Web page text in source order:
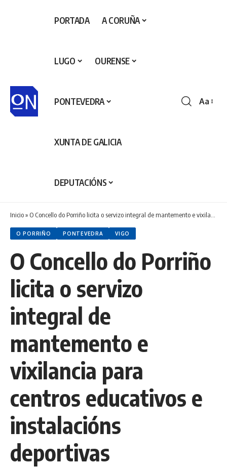
PORTADA A CORUÑA
LUGO OURENSE
PONTEVEDRA
XUNTA DE GALICIA
DEPUTACIÓNS
Aa
Inicio» O Concello do Porriño licita o servizo integral de mantemento e vixilancia para centros educativos e instalacións deportivas
O PORRIÑO PONTEVEDRA VIGO
O Concello do Porriño
licita o servizo
integral de
mantemento e
vixilancia para
centros educativos e
instalacións
deportivas